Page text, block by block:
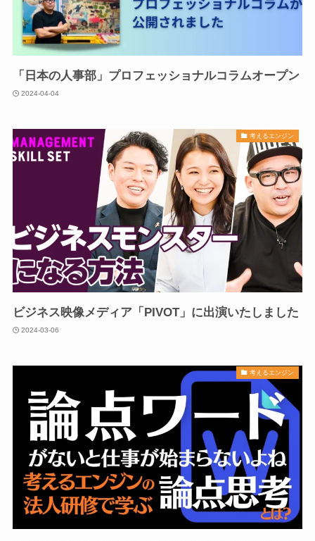
「日本の人事部」プロフェッショナルコラムオープン
2024-04-04
考えるエンジン
ビジネス映像メディア「PIVOT」に出演いたしました
2024-03-06
考えるエンジン